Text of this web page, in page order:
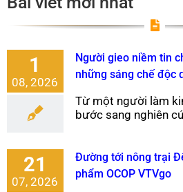
1
08, 2026
Người gieo niềm tin
những sáng chế độc
Từ một người làm
bước sang nghiên
21
07, 2026
Đường tới nông trại
phẩm OCOP VTVgo